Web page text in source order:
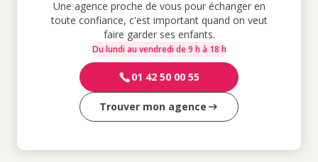
Une agence proche de vous pour échanger en
toute confiance, c'est important quand on veut
faire garder ses enfants.
Du lundi au vendredi de 9 h à 18 h
01 42 50 00 55
Trouver mon agence